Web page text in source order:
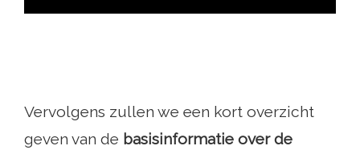
Vervolgens zullen we een kort overzicht
geven van de basisinformatie over de